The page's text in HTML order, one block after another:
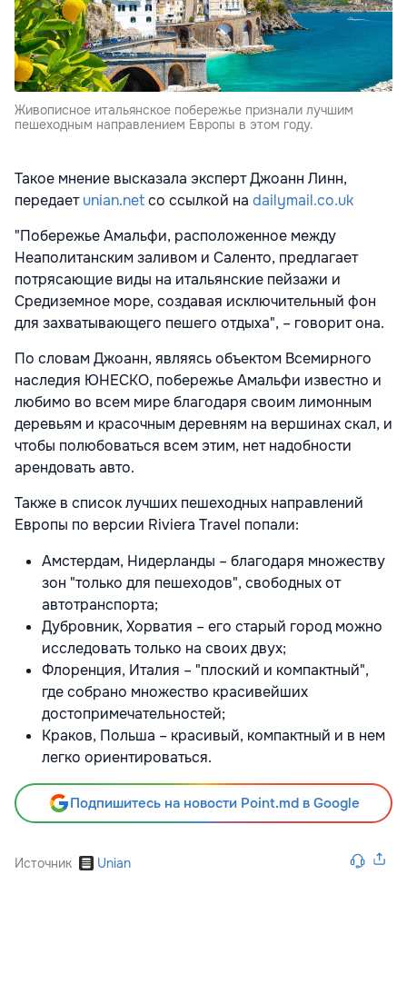
Живописное итальянское побережье признали лучшим
пешеходным направлением Европы в этом году.
Такое мнение высказала эксперт Джоанн Линн,
передаетunian.netсо ссылкой на dailymail.co.uk
"Побережье Амальфи, расположенное между
Неаполитанским заливом и Саленто, предлагает
потрясающие виды на итальянские пейзажи и
Средиземное море, создавая исключительный фон
для захватывающего пешего отдыха", – говорит она.
По словам Джоанн, являясь объектом Всемирного
наследия ЮНЕСКО, побережье Амальфи известно и
любимо во всем мире благодаря своим лимонным
деревьям и красочным деревням на вершинах скал, и
чтобы полюбоваться всем этим, нет надобности
арендовать авто.
Также в список лучших пешеходных направлений
Европы по версии Riviera Travel попали:
Амстердам, Нидерланды – благодаря множеству
зон "только для пешеходов", свободных от
автотранспорта;
Дубровник, Хорватия – его старый город можно
исследовать только на своих двух;
Флоренция, Италия – "плоский и компактный",
где собрано множество красивейших
достопримечательностей;
Краков, Польша – красивый, компактный и в нем
легко ориентироваться.
Подпишитесь на новости Point.md в Google
Источник Unian